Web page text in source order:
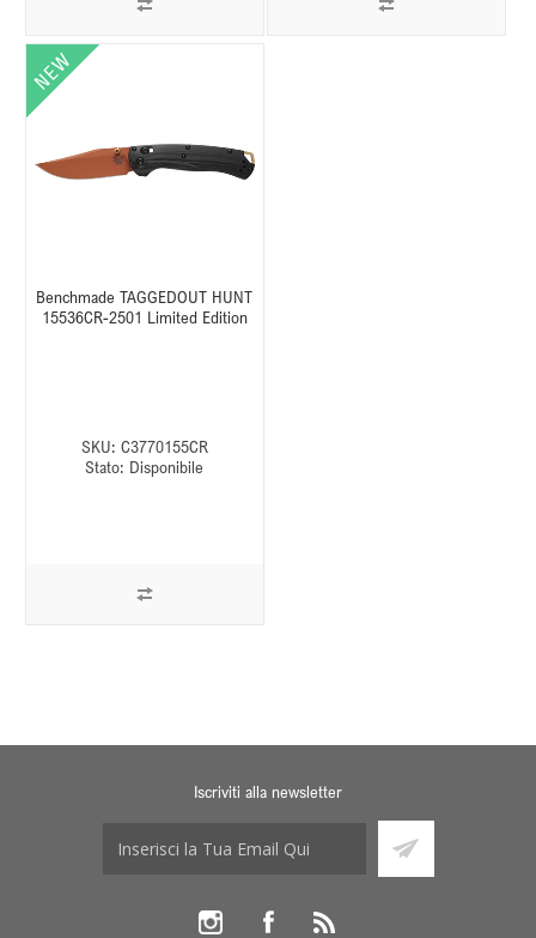
Benchmade TAGGEDOUT HUNT
15536CR-2501 Limited Edition
SKU: C3770155CR
Stato: Disponibile
Iscriviti alla newsletter